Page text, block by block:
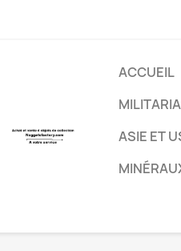
ACCUEIL
MILITARIA
ASIE ET